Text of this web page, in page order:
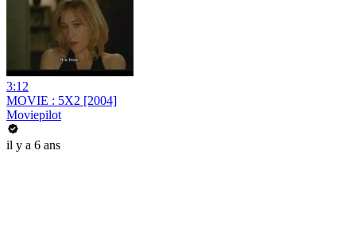
3:12
MOVIE : 5X2 [2004]
Moviepilot
il y a 6 ans